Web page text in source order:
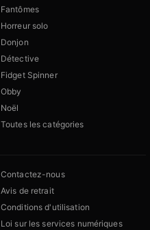
Fantômes
Horreur solo
Donjon
Détective
Fidget Spinner
Obby
Noël
Toutes les catégories
Contactez-nous
Avis de retrait
Conditions d'utilisation
Loi sur les services numériques